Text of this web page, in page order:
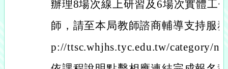
辦理8場次線上研習及6場次實體工
師，請至本局教師諮商輔導支持服
p://ttsc.whjhs.tyc.edu.tw/category/